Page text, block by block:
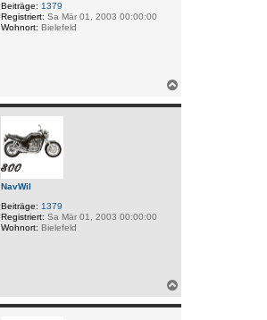
Beiträge: 1379
Registriert: Sa Mär 01, 2003 00:00:00
Wohnort: Bielefeld
c
NavWil
Beiträge: 1379
Registriert: Sa Mär 01, 2003 00:00:00
Wohnort: Bielefeld
a
c